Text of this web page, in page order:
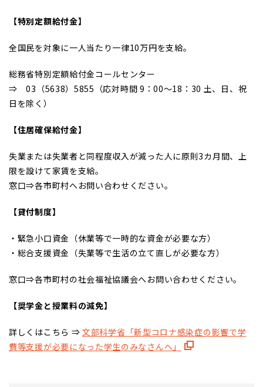
【特別定額給付金】
全国民を対象に一人当たり一律10万円を支給。
総務省特別定額給付金コールセンター
⇒ 03（5638）5855（応対時間 9：00～18：30 土、日、祝
日を除く）
【住居確保給付金】
失業または失業者と同程度収入が減った人に原則3カ月間、上
限を設けて家賃を支給。
窓口⇒各市町村へお問い合わせください。
【貸付制度】
・緊急小口資金（休業等で一時的な資金が必要な方）
・総合支援資金（失業等で生活の立て直しが必要な方）
窓口⇒各市町村の社会福祉協議会へお問い合わせください。
【奨学金と授業料の減免】
詳しくはこちら ⇒ 文部科学省「新型コロナ感染症の影響で学
費等支援が必要になった学生のみなさんへ」